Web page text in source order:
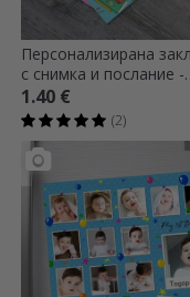
Персонализирана
с снимка и послание -
Вашата история
1.40 €
(2)